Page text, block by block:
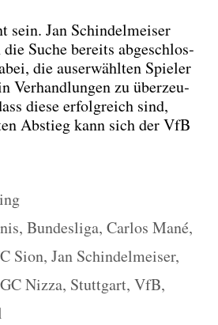
sein. Jan Schin­del­mei­ser
Suche bereits abge­schlos­
die aus­er­wähl­ten Spie­ler
Ver­hand­lun­gen zu über­zeu­
die­se erfolg­reich sind,
Abstieg kann sich der VfB
, Bundesliga, Carlos Mané,
Sion, Jan Schindelmeiser,
Nizza, Stuttgart, VfB,